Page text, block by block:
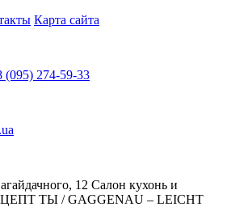
Карта сайта
(095) 274-59-33
12 Салон кухонь и
ТЫ / GAGGENAU – LEICHT